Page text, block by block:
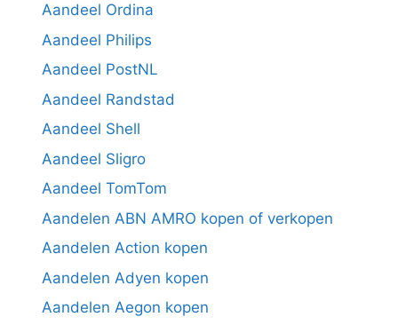
Aandeel Ordina
Aandeel Philips
Aandeel PostNL
Aandeel Randstad
Aandeel Shell
Aandeel Sligro
Aandeel TomTom
Aandelen ABN AMRO kopen of verkopen
Aandelen Action kopen
Aandelen Adyen kopen
Aandelen Aegon kopen